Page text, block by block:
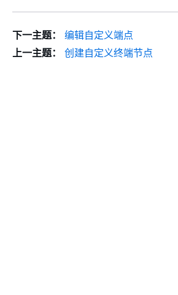
下一主题：
编辑自定义端点
上一主题：
创建自定义终端节点